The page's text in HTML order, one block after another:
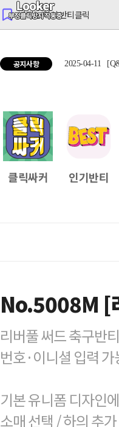
반티는 역시 반티클릭
공지사항 2025-04-11
클릭싸커 인기반티
No.5008M [
리버풀 써드 축구반티
번호·이니셜 입력
기본 유니폼 디자인
소매 선택 / 하의 추